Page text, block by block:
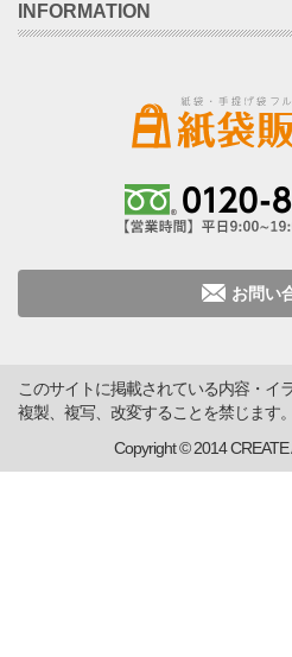
INFORMATION
お問い
このサイトに掲載されている内容・イ
複製、複写、改変することを禁じます。
Copyright © 2014 CREATE